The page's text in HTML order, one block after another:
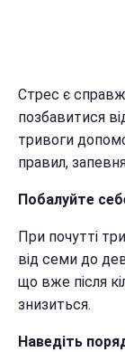
Стрес є
позбавитися
тривоги
правил,
Побалуйте
При почутті
від семи до
що вже після
знизиться.
Наведіть